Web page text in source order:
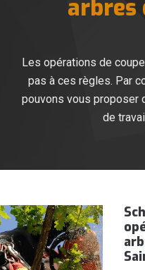
arbres
Les opérations de
pas à ces règles. Par
pouvons vous proposer
de